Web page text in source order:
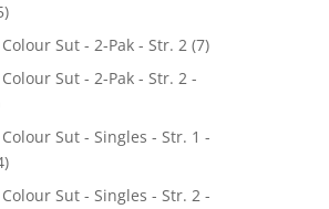
Sut - 2-Pak - Str. 2 (7)
Sut - 2-Pak - Str. 2 -
Sut - Singles - Str. 1 -
Sut - Singles - Str. 2 -